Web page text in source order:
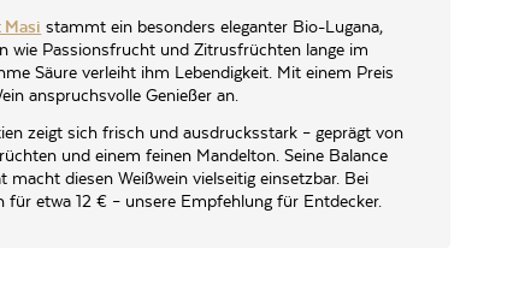
Masi stammt ein besonders eleganter Bio-Lugana,
wie Passionsfrucht und Zitrusfrüchten lange im
Säure verleiht ihm Lebendigkeit. Mit einem Preis
anspruchsvolle Genießer an.
zeigt sich frisch und ausdrucksstark – geprägt von
und einem feinen Mandelton. Seine Balance
diesen Weißwein vielseitig einsetzbar. Bei
für etwa12 € – unsere Empfehlung für Entdecker.